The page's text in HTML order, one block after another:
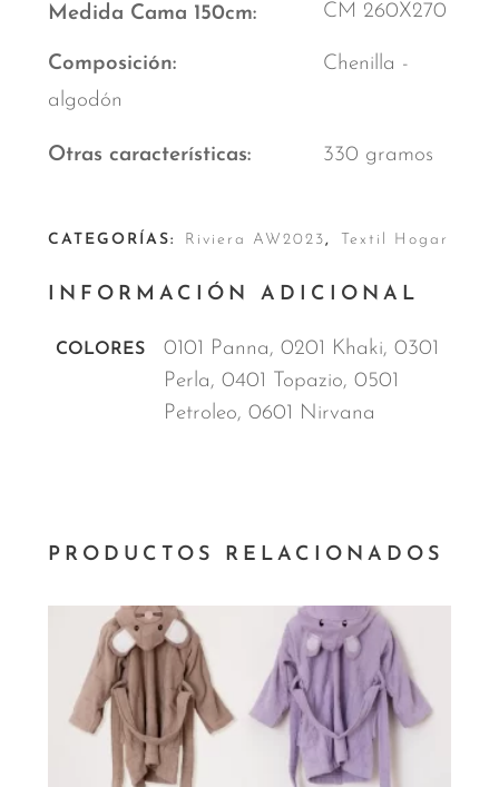
Medida Cama 150cm CM 260X270
Composición
Chenilla -
algodón
Otras características 330 gramos
CATEGORÍAS: Riviera AW2023, Textil Hogar
INFORMACIÓN ADICIONAL
COLORES
0101 Panna, 0201 Khaki, 0301
Perla, 0401 Topazio, 0501
Petroleo, 0601 Nirvana
PRODUCTOS RELACIONADOS